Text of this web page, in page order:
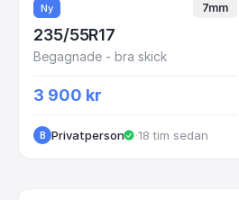
Ny 7mm
235/55R17
Begagnade - bra skick
3 900 kr
B Privatperson ·18 tim sedan